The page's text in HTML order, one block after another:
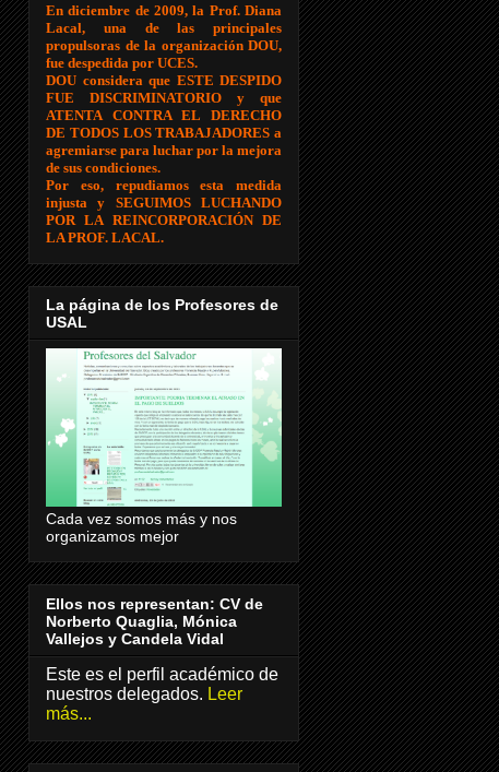
En diciembre de 2009, la Prof. Diana
Lacal, una de las principales
propulsoras de la organización DOU,
fue despedida por UCES.
DOU considera que ESTE DESPIDO
FUE DISCRIMINATORIO y que
ATENTA CONTRA EL DERECHO
DE TODOS LOS TRABAJADORES a
agremiarse para luchar por la mejora
de sus condiciones.
Por eso, repudiamos esta medida
injusta y SEGUIMOS LUCHANDO
POR LA REINCORPORACIÓN DE
LA PROF. LACAL.
La página de los Profesores de
USAL
Cada vez somos más y nos
organizamos mejor
Ellos nos representan: CV de
Norberto Quaglia, Mónica
Vallejos y Candela Vidal
Este es el perfil académico de
nuestros delegados. Leer
más...